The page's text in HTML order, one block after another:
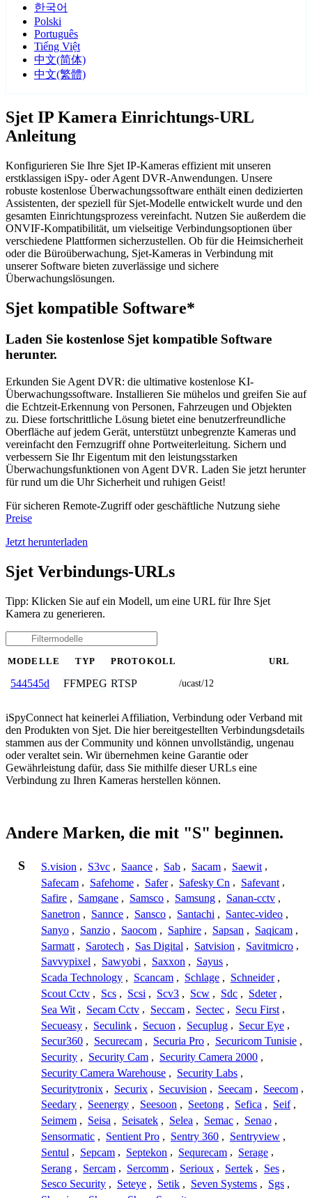
한국어
Polski
Português
Tiếng Việt
中文(简体)
中文(繁體)
Sjet IP Kamera Einrichtungs-URL
Anleitung
Konfigurieren Sie Ihre Sjet IP-Kameras effizient mit unseren
erstklassigen iSpy- oder Agent DVR-Anwendungen. Unsere
robuste kostenlose Überwachungssoftware enthält einen dedizierten
Assistenten, der speziell für Sjet-Modelle entwickelt wurde und den
gesamten Einrichtungsprozess vereinfacht. Nutzen Sie außerdem die
ONVIF-Kompatibilität, um vielseitige Verbindungsoptionen über
verschiedene Plattformen sicherzustellen. Ob für die Heimsicherheit
oder die Büroüberwachung, Sjet-Kameras in Verbindung mit
unserer Software bieten zuverlässige und sichere
Überwachungslösungen.
Sjet kompatible Software*
Laden Sie kostenlose Sjet kompatible Software
herunter.
Erkunden Sie Agent DVR: die ultimative kostenlose KI-
Überwachungssoftware. Installieren Sie mühelos und greifen Sie auf
die Echtzeit-Erkennung von Personen, Fahrzeugen und Objekten
zu. Diese fortschrittliche Lösung bietet eine benutzerfreundliche
Oberfläche auf jedem Gerät, unterstützt unbegrenzte Kameras und
vereinfacht den Fernzugriff ohne Portweiterleitung. Sichern und
verbessern Sie Ihr Eigentum mit den leistungsstarken
Überwachungsfunktionen von Agent DVR. Laden Sie jetzt herunter
für rund um die Uhr Sicherheit und ruhigen Geist!
Für sicheren Remote-Zugriff oder geschäftliche Nutzung siehe
Preise
Jetzt herunterladen
Sjet Verbindungs-URLs
Tipp: Klicken Sie auf ein Modell, um eine URL für Ihre Sjet
Kamera zu generieren.
MODELLE TYP PROTOKOLL URL
544545d FFMPEG RTSP /ucast/12
iSpyConnect hat keinerlei Affiliation, Verbindung oder Verband mit
den Produkten von Sjet. Die hier bereitgestellten Verbindungsdetails
stammen aus der Community und können unvollständig, ungenau
oder veraltet sein. Wir übernehmen keine Garantie oder
Gewährleistung dafür, dass Sie mithilfe dieser URLs eine
Verbindung zu Ihren Kameras herstellen können.
Andere Marken, die mit "S" beginnen.
S S.vision , S3vc , Saance , Sab , Sacam , Saewit ,
Safecam , Safehome , Safer , Safesky Cn , Safevant ,
Safire , Samgane , Samsco , Samsung , Sanan-cctv ,
Sanetron , Sannce , Sansco , Santachi , Santec-video ,
Sanyo , Sanzio , Saocom , Saphire , Sapsan , Saqicam ,
Sarmatt , Sarotech , Sas Digital , Satvision , Savitmicro ,
Savvypixel , Sawyobi , Saxxon , Sayus ,
Scada Technology , Scancam , Schlage , Schneider ,
Scout Cctv , Scs , Scsi , Scv3 , Scw , Sdc , Sdeter ,
Sea Wit , Secam Cctv , Seccam , Sectec , Secu First ,
Secueasy , Seculink , Secuon , Secuplug , Secur Eye ,
Secur360 , Securecam , Securia Pro , Securicom Tunisie ,
Security , Security Cam , Security Camera 2000 ,
Security Camera Warehouse , Security Labs ,
Securitytronix , Securix , Secuvision , Seecam , Seecom ,
Seedary , Seenergy , Seesoon , Seetong , Sefica , Seif ,
Seimem , Seisa , Seisatek , Selea , Semac , Senao ,
Sensormatic , Sentient Pro , Sentry 360 , Sentryview ,
Sentul , Sepcam , Septekon , Sequrecam , Serage ,
Serang , Sercam , Sercomm , Serioux , Sertek , Ses ,
Sesco Security , Seteye , Setik , Seven Systems , Sgs ,